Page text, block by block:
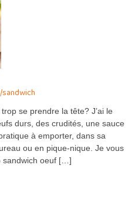
sandwich
se prendre la tête? J’ai le
durs, des crudités, une sauce
à emporter, dans sa
ou en pique-nique. Je vous
sandwich oeuf […]